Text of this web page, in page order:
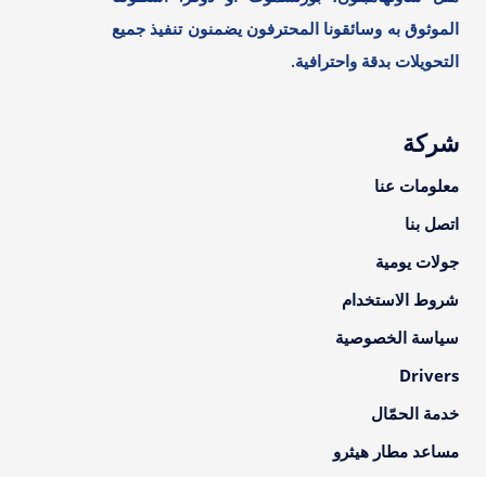
الموثوق به وسائقونا المحترفون يضمنون تنفيذ جميع
التحويلات بدقة واحترافية.
شركة
معلومات عنا
اتصل بنا
جولات يومية
شروط الاستخدام
سياسة الخصوصية
Drivers
خدمة الحمّال
مساعد مطار هيثرو